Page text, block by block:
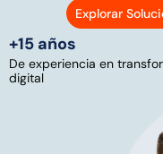
Explorar
+15 años
De experiencia en
digital